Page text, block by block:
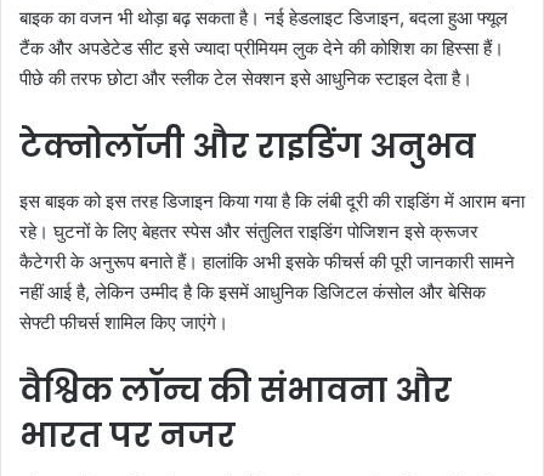
बाइक का वजन भी थोड़ा बढ़ सकता है। नई हेडलाइट डिजाइन, बदला हुआ फ्यूल
टैंक और अपडेटेड सीट इसे ज्यादा प्रीमियम लुक देने की कोशिश का हिस्सा हैं।
पीछे की तरफ छोटा और स्लीक टेल सेक्शन इसे आधुनिक स्टाइल देता है।
टेक्नोलॉजी और राइडिंग अनुभव
इस बाइक को इस तरह डिजाइन किया गया है कि लंबी दूरी की राइडिंग में आराम बना
रहे। घुटनों के लिए बेहतर स्पेस और संतुलित राइडिंग पोजिशन इसे क्रूजर
कैटेगरी के अनुरूप बनाते हैं। हालांकि अभी इसके फीचर्स की पूरी जानकारी सामने
नहीं आई है, लेकिन उम्मीद है कि इसमें आधुनिक डिजिटल कंसोल और बेसिक
सेफ्टी फीचर्स शामिल किए जाएंगे।
वैश्विक लॉन्च की संभावना और
भारत पर नजर